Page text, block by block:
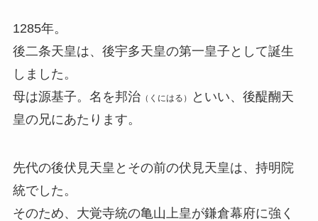
1285年。
後二条天皇は、後宇多天皇の第一皇子として誕生
しました。
母は源基子。名を邦治（くにはる）
といい、後醍醐天
皇の兄にあたります。
先代の後伏見天皇とその前の伏見天皇は、持明院
統でした。
そのため、大覚寺統の亀山上皇が鎌倉幕府に強く